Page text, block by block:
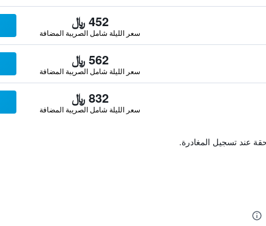
452 ﷼
سعر الليلة شامل الصريبة المضافة
562 ﷼
سعر الليلة شامل الصريبة المضافة
832 ﷼
سعر الليلة شامل الصريبة المضافة
عند تسجيل المغادرة.